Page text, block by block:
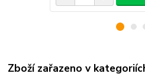
Zboží zařazeno v